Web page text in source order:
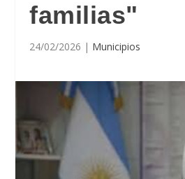
familias"
24/02/2026 | Municipios